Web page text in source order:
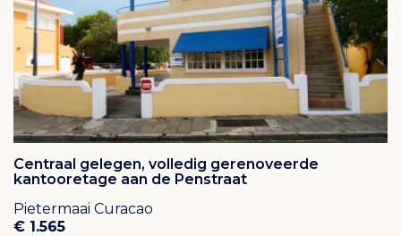
Centraal gelegen, volledig gerenoveerde
kantooretage aan de Penstraat
Pietermaai Curacao
€ 1.565